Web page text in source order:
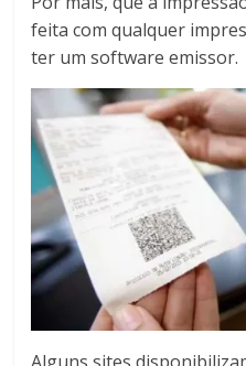
feita com qualquer
ter um software emissor.